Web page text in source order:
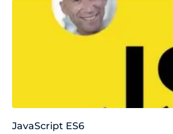
JavaScript ES6